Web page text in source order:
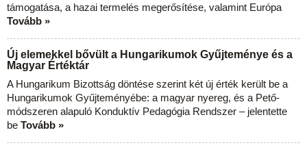
támogatása, a hazai termelés megerősítése, valamint Európa
Tovább »
Új elemekkel bővült a Hungarikumok Gyűjteménye és a
Magyar Értéktár
A Hungarikum Bizottság döntése szerint két új érték került be a
Hungarikumok Gyűjteményébe: a magyar nyereg, és a Pető-
módszeren alapuló Konduktív Pedagógia Rendszer – jelentette
be Tovább »